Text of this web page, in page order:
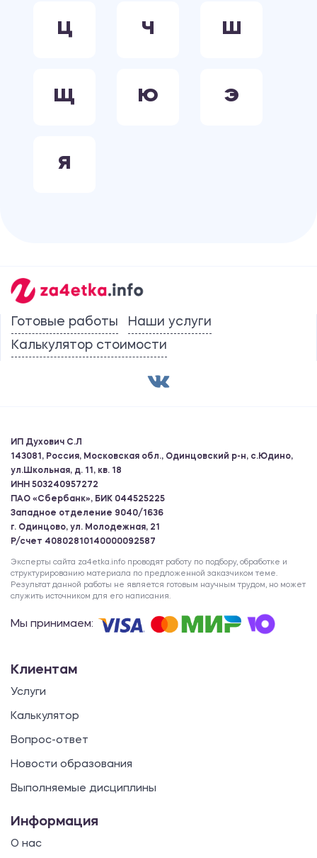
Ц Ч Ш
Щ Ю Э
Я
Готовые работы
Наши услуги
Калькулятор стоимости
ИП Духович С.Л
143081, Россия, Московская обл., Одинцовский р-н, с.Юдино,
ул.Школьная, д. 11, кв. 18
ИНН 503240957272
ПАО «Сбербанк», БИК 044525225
Западное отделение 9040/1636
г. Одинцово, ул. Молодежная, 21
Р/счет 40802810140000092587
Эксперты сайта za4etka.info проводят работу по подбору, обработке и
структурированию материала по предложенной заказчиком теме.
Результат данной работы не является готовым научным трудом, но может
служить источником для его написания.
Мы принимаем:
Клиентам
Услуги
Калькулятор
Вопрос-ответ
Новости образования
Выполняемые дисциплины
Информация
О нас